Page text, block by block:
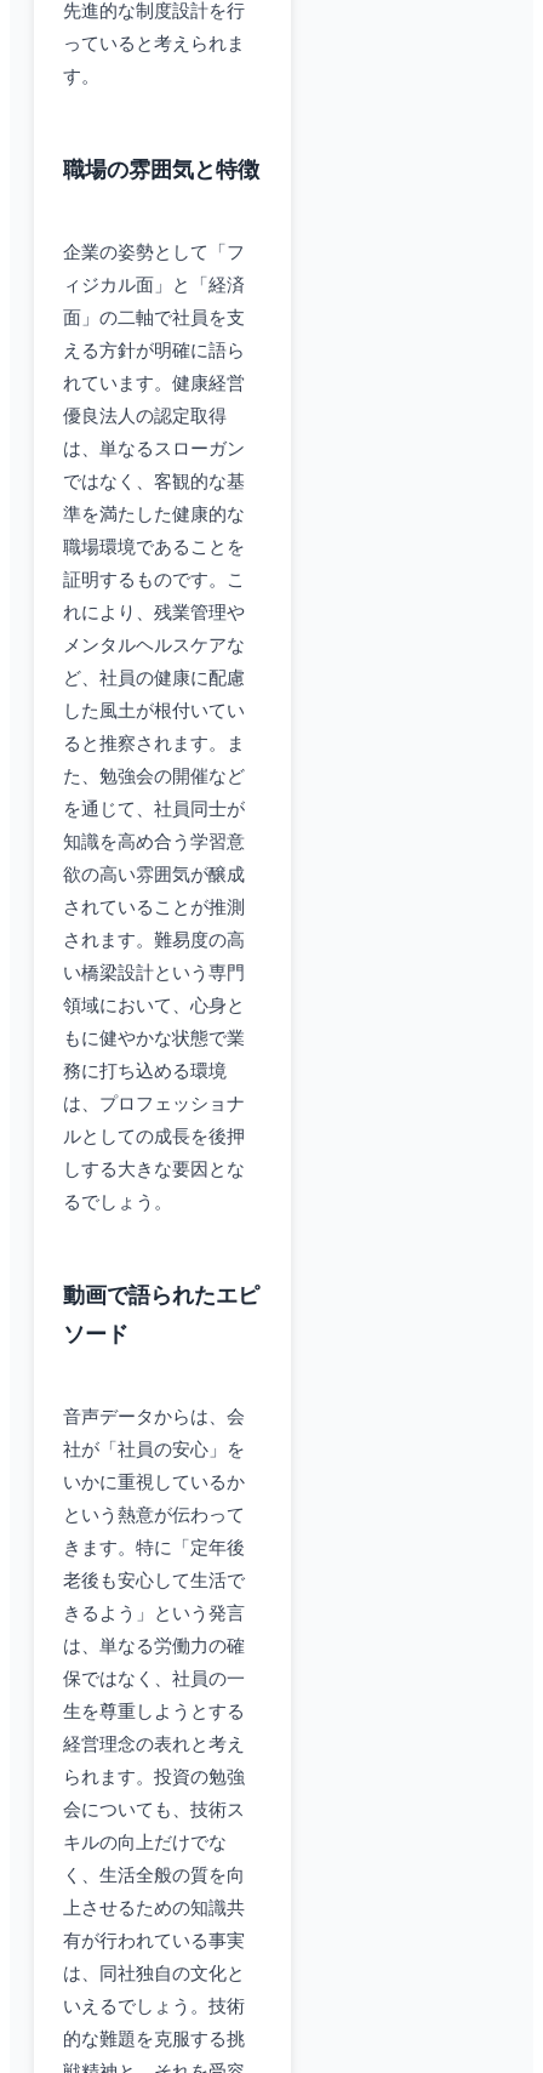
先進的な制度設計を行
っていると考えられま
す。
職場の雰囲気と特徴
企業の姿勢として「フ
ィジカル面」と「経済
面」の二軸で社員を支
える方針が明確に語ら
れています。健康経営
優良法人の認定取得
は、単なるスローガン
ではなく、客観的な基
準を満たした健康的な
職場環境であることを
証明するものです。こ
れにより、残業管理や
メンタルヘルスケアな
ど、社員の健康に配慮
した風土が根付いてい
ると推察されます。ま
た、勉強会の開催など
を通じて、社員同士が
知識を高め合う学習意
欲の高い雰囲気が醸成
されていることが推測
されます。難易度の高
い橋梁設計という専門
領域において、心身と
もに健やかな状態で業
務に打ち込める環境
は、プロフェッショナ
ルとしての成長を後押
しする大きな要因とな
るでしょう。
動画で語られたエピ
ソード
音声データからは、会
社が「社員の安心」を
いかに重視しているか
という熱意が伝わって
きます。特に「定年後
老後も安心して生活で
きるよう」という発言
は、単なる労働力の確
保ではなく、社員の一
生を尊重しようとする
経営理念の表れと考え
られます。投資の勉強
会についても、技術ス
キルの向上だけでな
く、生活全般の質を向
上させるための知識共
有が行われている事実
は、同社独自の文化と
いえるでしょう。技術
的な難題を克服する挑